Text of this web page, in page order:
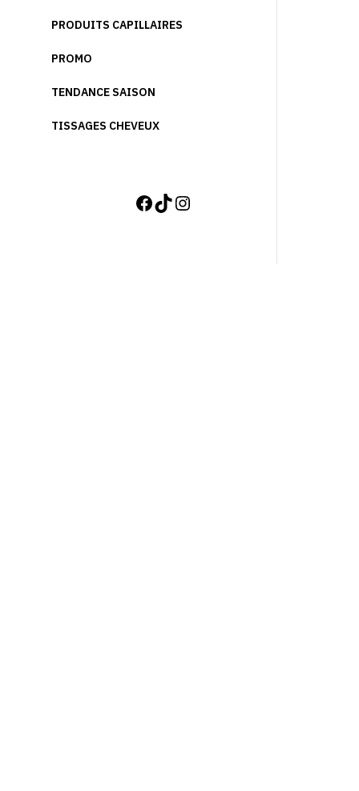
PRODUITS CAPILLAIRES
PROMO
TENDANCE SAISON
TISSAGES CHEVEUX